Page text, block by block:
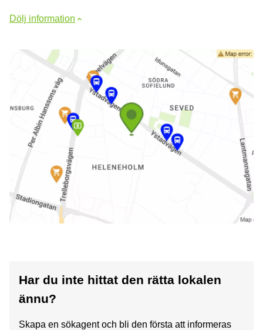
Dölj information
Har du inte hittat den rätta lokalen
ännu?
Skapa en sökagent och bli den första att informeras